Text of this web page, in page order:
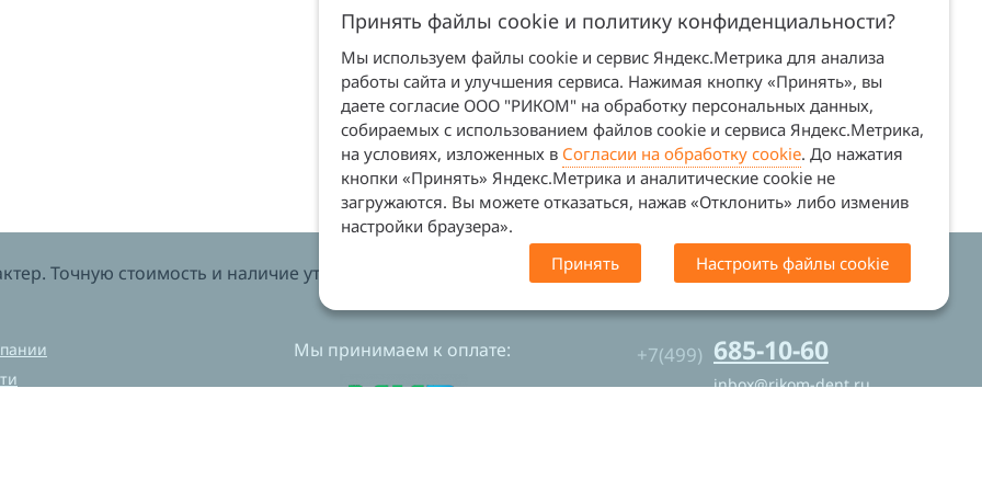
Точную стоимость и наличие уточняйте у менеджеров. Сайт не является офертой (ст. 437 ГК
Мы принимаем к оплате: +7(499) 685-10-60
inbox@rikom-dent.ru
Принять файлы cookie и политику конфиденциальности?
Мы используем файлы cookie и сервис Яндекс.Метрика для анализа
работы сайта и улучшения сервиса. Нажимая кнопку «Принять», вы
даете согласие ООО "РИКОМ" на обработку персональных данных,
собираемых с использованием файлов cookie и сервиса Яндекс.Метрика,
на условиях, изложенных в Согласии на обработку cookie. До нажатия
кнопки «Принять» Яндекс.Метрика и аналитические cookie не
загружаются. Вы можете отказаться, нажав «Отклонить» либо изменив
настройки браузера».
Принять
Настроить файлы cookie